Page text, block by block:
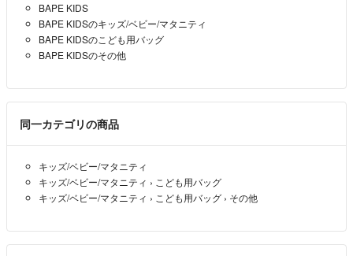
BAPE KIDS
BAPE KIDSのキッズ/ベビー/マタニティ
BAPE KIDSのこども用バッグ
BAPE KIDSのその他
同一カテゴリの商品
キッズ/ベビー/マタニティ
キッズ/ベビー/マタニティ › こども用バッグ
キッズ/ベビー/マタニティ › こども用バッグ › その他